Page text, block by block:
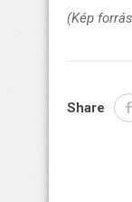
(Kép
Share